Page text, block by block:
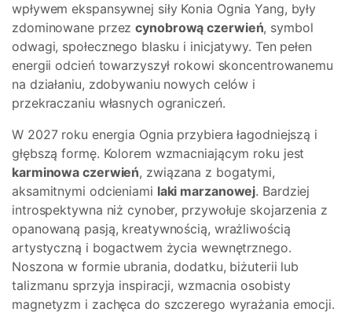
wpływem ekspansywnej siły Konia Ognia Yang, były
zdominowane przezcynobrową czerwień, symbol
odwagi, społecznego blasku i inicjatywy. Ten pełen
energii odcień towarzyszył rokowi skoncentrowanemu
na działaniu, zdobywaniu nowych celów i
przekraczaniu własnych ograniczeń.
W 2027 roku energia Ognia przybiera łagodniejszą i
głębszą formę. Kolorem wzmacniającym roku jest
karminowa czerwień, związana z bogatymi,
aksamitnymi odcieniami laki marzanowej. Bardziej
introspektywna niż cynober, przywołuje skojarzenia z
opanowaną pasją, kreatywnością, wrażliwością
artystyczną i bogactwem życia wewnętrznego.
Noszona w formie ubrania, dodatku, biżuterii lub
talizmanu sprzyja inspiracji, wzmacnia osobisty
magnetyzm i zachęca do szczerego wyrażania emocji.